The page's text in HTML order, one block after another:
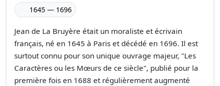
1645 — 1696
Jean de La Bruyère était un moraliste et écrivain
français, né en 1645 à Paris et décédé en 1696. Il est
surtout connu pour son unique ouvrage majeur, "Les
Caractères ou les Mœurs de ce siècle", publié pour la
première fois en 1688 et régulièrement augmenté